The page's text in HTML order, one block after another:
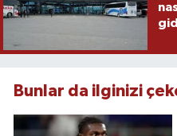
Bunlar da ilginizi